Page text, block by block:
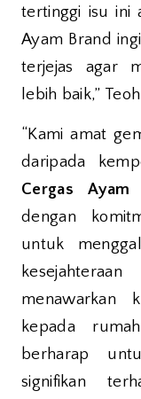
tertinggi isu ini
Ayam Brand
terjejas agar
lebih baik,”
“Kami amat
daripada
Cergas Ayam
dengan
untuk
menawarkan
kepada
berharap
signifikan